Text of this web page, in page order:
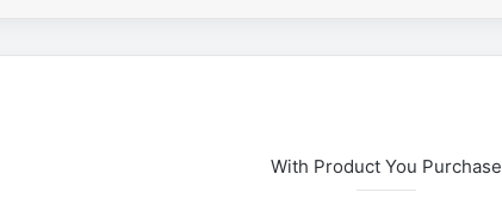
With Product You Purchase